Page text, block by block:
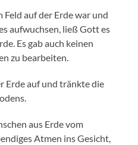
Feld auf der Erde war und
aufwuchsen, ließ Gott es
Es gab auch keinen
zu bearbeiten.
Erde auf und tränkte die
aus Erde vom
Atmen ins Gesicht,